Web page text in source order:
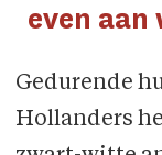
even aan
Gedurende
Hollanders